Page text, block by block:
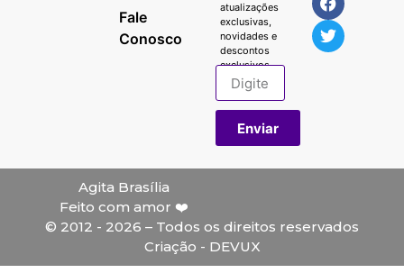
Fale
Conosco
atualizações
exclusivas,
novidades e
descontos
exclusivos.
Enviar
Agita Brasília
Feito com amor ❤️
© 2012 - 2026 – Todos os direitos reservados
Criação - DEVUX